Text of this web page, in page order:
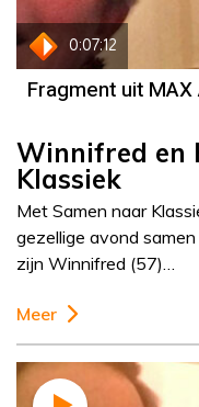
0:07:12
Fragment uit
Winnifred en
Klassiek
Met Samen naar
gezellige avond
zijn Winnifred (57)…
Meer